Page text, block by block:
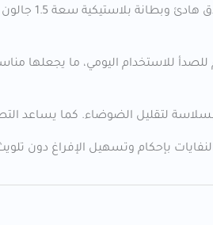
سلة
للاستخدام اليومي، ما يجعلها
لتقليل الضوضاء. كما يساعد
بإحكام وتسهيل الإفراغ دون